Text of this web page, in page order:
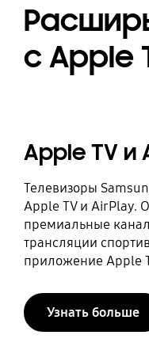
с Apple
Apple TV и
Телевизоры
Apple TV и AirPlay.
премиальные
трансляции
приложение Apple
Узнать больше